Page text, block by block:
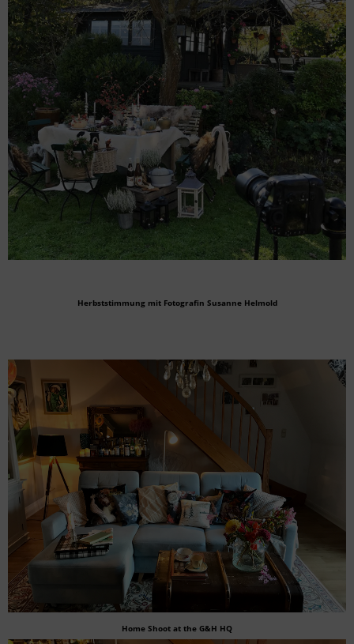
Herbststimmung mit Fotografin Susanne Helmold
Home Shoot at the G&H HQ